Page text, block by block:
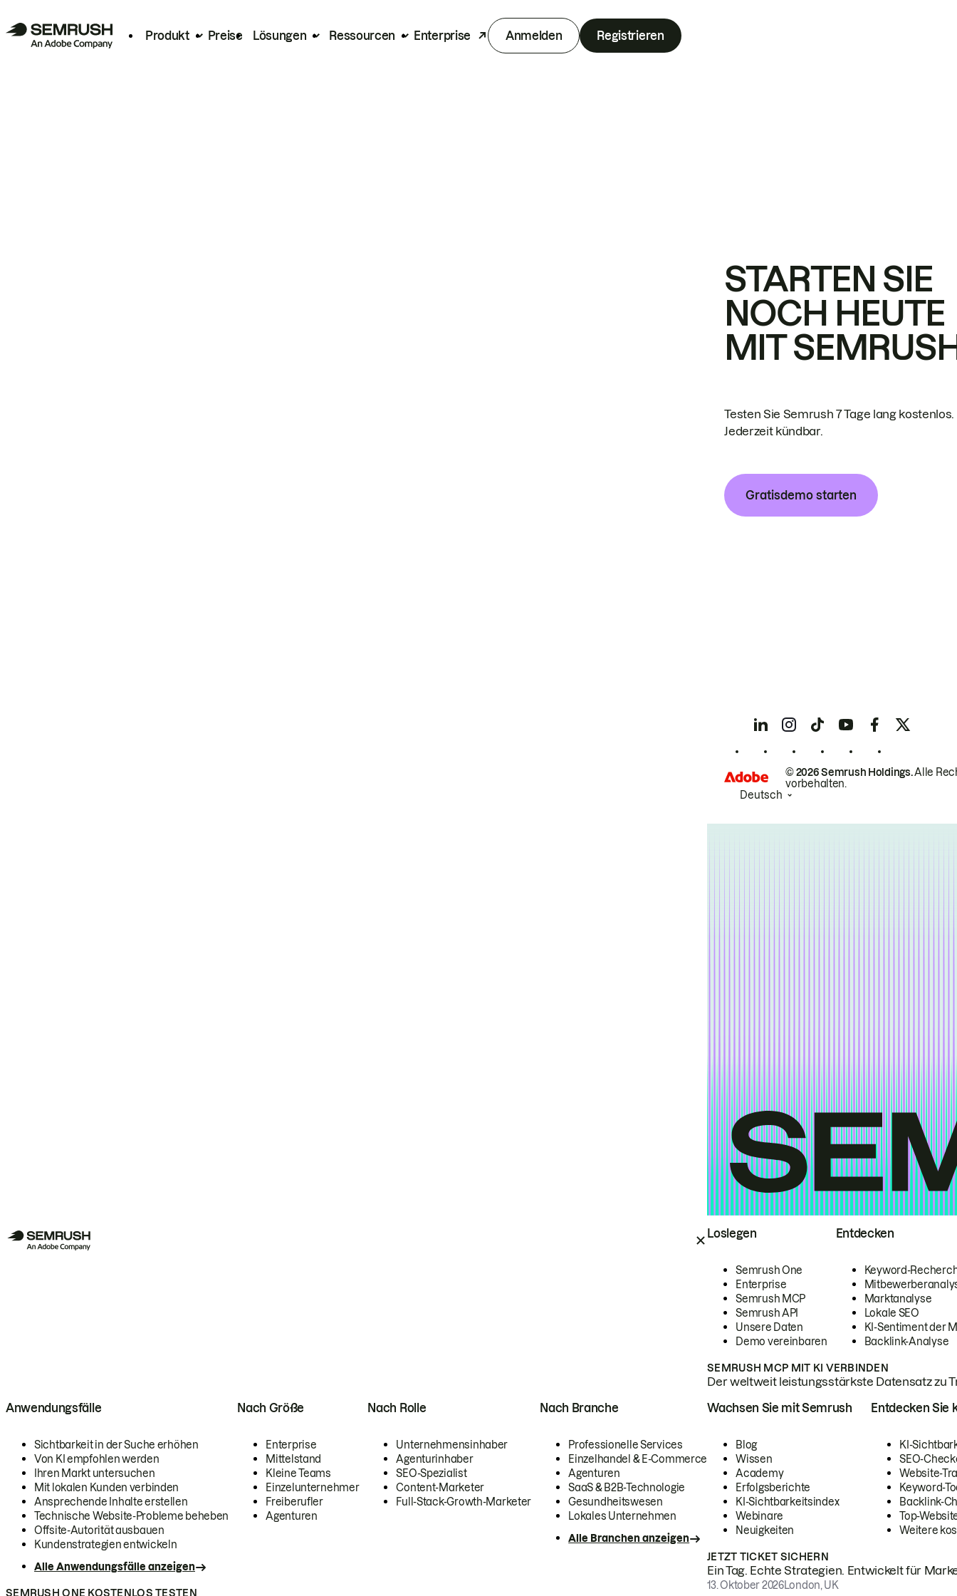
Produkt Preise Lösungen Ressourcen Enterprise Anmelden Registrieren
Loslegen
Semrush One
Enterprise
Semrush MCP
Semrush API
Unsere Daten
Demo vereinbaren
Entdecken
Keyword-
Marktanalyse
Lokale SEO
KI-Sentiment der
Backlink-Analyse
SEMRUSH MCP MIT KI VERBINDEN
Der weltweit leistungsstärkste Datensatz zu
Anwendungsfälle
Sichtbarkeit in der Suche erhöhen
Von KI empfohlen werden
Ihren Markt untersuchen
Mit lokalen Kunden verbinden
Ansprechende Inhalte erstellen
Technische Website-Probleme beheben
Offsite-Autorität ausbauen
Kundenstrategien entwickeln
Alle Anwendungsfälle anzeigen
Nach Größe
Enterprise
Mittelstand
Kleine Teams
Einzelunternehmer
Freiberufler
Agenturen
Nach Rolle
Unternehmensinhaber
Agenturinhaber
SEO-Spezialist
Content-Marketer
Full-Stack-Growth-Marketer
Nach Branche
Professionelle Services
Einzelhandel & E-Commerce
Agenturen
SaaS & B2B-Technologie
Gesundheitswesen
Lokales Unternehmen
Alle Branchen anzeigen
SEMRUSH ONE KOSTENLOS TESTEN
Wachsen Sie mit Semrush
Blog
Wissen
Academy
Erfolgsberichte
KI-Sichtbarkeitsindex
Webinare
Neuigkeiten
Entdecken Sie
KI-
SEO-
Website-
Keyword-
Backlink-
Top-
Weitere
JETZT TICKET SICHERN
Ein Tag. Echte Strategien. Entwickelt für
13. Oktober 2026London, UK
STARTEN SIE
NOCH HEUTE
MIT
Testen Sie Semrush 7 Tage lang kostenlos.
Jederzeit kündbar.
Gratisdemo starten
© 2026 Semrush Holdings.Alle
vorbehalten.
Deutsch